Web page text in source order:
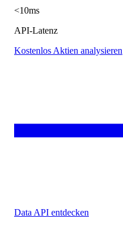
<10ms
API-Latenz
Kostenlos Aktien analysieren
Data API entdecken